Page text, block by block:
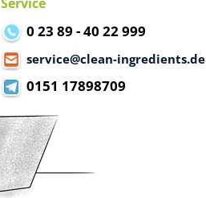
0 23 89 - 40 22 999
service@clean-ingredients.de
0151 17898709